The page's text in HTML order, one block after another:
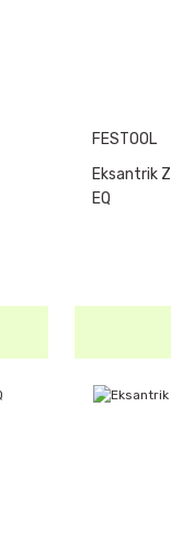
FESTOOL
Eksantrik
EQ